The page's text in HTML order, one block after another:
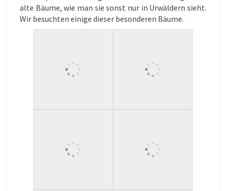
alte Bäume, wie man sie sonst nur in Urwäldern sieht.
Wir besuchten einige dieser besonderen Bäume.